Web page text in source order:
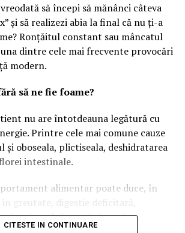
să începi să mănânci câteva
și să realizezi abia la final că nu ți-a
Ronțăitul constant sau mâncatul
dintre cele mai frecvente provocări
modern.
să ne fie foame?
nu are întotdeauna legătură cu
Printre cele mai comune cauze
și oboseala, plictiseala, deshidratarea
intestinale.
alimentar poate duce, în
greutate, digestie deficitară,
și o relație nesănătoasă cu
CITESTE IN CONTINUARE